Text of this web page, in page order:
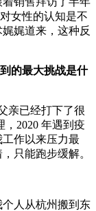
女性的认知是不
娓道来，这种反
的最大挑战是什
亲已经打下了很
，2020 年遇到疫
作以来压力最
只能跑步缓解。
人从杭州搬到东